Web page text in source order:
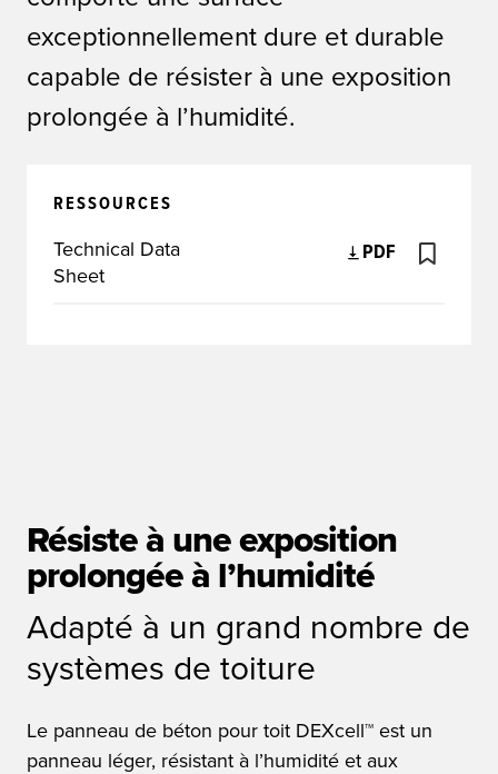
exceptionnellement dure et durable
capable de résister à une exposition
prolongée à l’humidité.
RESSOURCES
Technical Data
Sheet
PDF
Résiste à une exposition
prolongée à l’humidité
Adapté à un grand nombre de
systèmes de toiture
Le panneau de béton pour toit DEXcell™ est un
panneau léger, résistant à l’humidité et aux